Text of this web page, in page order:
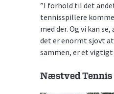
”I forhold til det
tennisspillere
med der. Og vi kan
det er enormt sjovt
sammen, er et
Næstved Tennis